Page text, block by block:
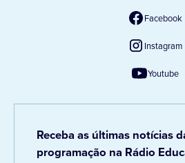
Facebook
Instagram
Youtube
Receba as últimas notícias
programação na Rádio